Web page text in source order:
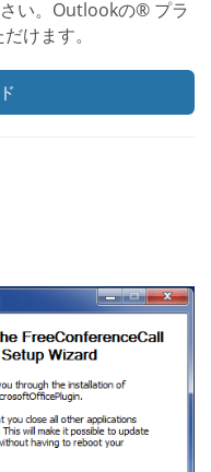
い。Outlookの® プラ
けます。